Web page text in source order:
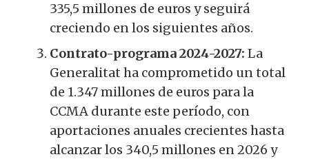
335,5 millones de euros y seguirá
creciendo en los siguientes años.
Contrato-programa 2024-2027: La
Generalitat ha comprometido un total
de 1.347 millones de euros para la
CCMA durante este período, con
aportaciones anuales crecientes hasta
alcanzar los 340,5 millones en 2026 y